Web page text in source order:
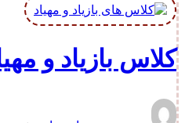
کلاس بازیاد و